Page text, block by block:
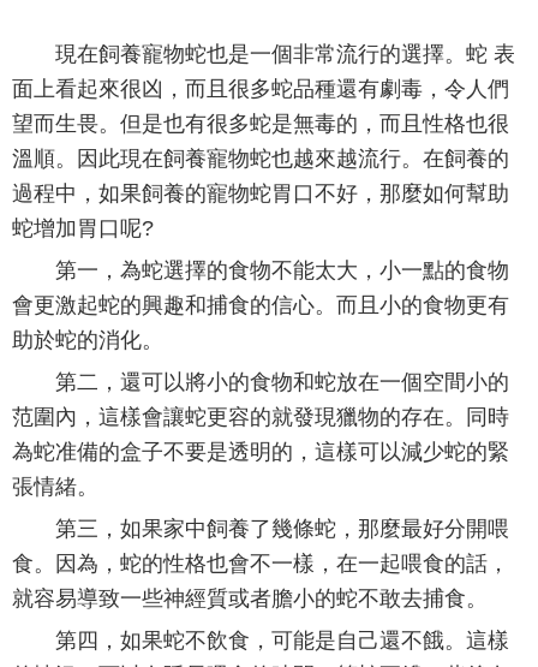
現在飼養寵物蛇也是一個非常流行的選擇。蛇 表
面上看起來很凶，而且很多蛇品種還有劇毒，令人們
望而生畏。但是也有很多蛇是無毒的，而且性格也很
溫順。因此現在飼養寵物蛇也越來越流行。在飼養的
過程中，如果飼養的寵物蛇胃口不好，那麼如何幫助
蛇增加胃口呢?
第一，為蛇選擇的食物不能太大，小一點的食物
會更激起蛇的興趣和捕食的信心。而且小的食物更有
助於蛇的消化。
第二，還可以將小的食物和蛇放在一個空間小的
范圍內，這樣會讓蛇更容的就發現獵物的存在。同時
為蛇准備的盒子不要是透明的，這樣可以減少蛇的緊
張情緒。
第三，如果家中飼養了幾條蛇，那麼最好分開喂
食。因為，蛇的性格也會不一樣，在一起喂食的話，
就容易導致一些神經質或者膽小的蛇不敢去捕食。
第四，如果蛇不飲食，可能是自己還不餓。這樣